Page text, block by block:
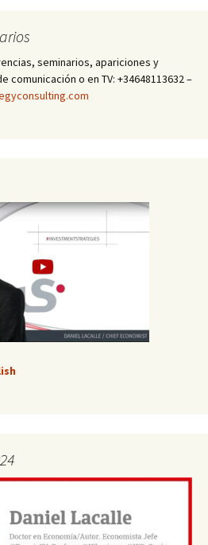
seminarios, apariciones y
comunicación o en TV: +34648113632 –